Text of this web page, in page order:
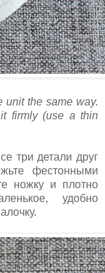
unit the same way.
firmly (use a thin
три детали друг
фестонными
ножку и плотно
удобно